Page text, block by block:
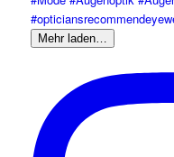
Mehr laden…